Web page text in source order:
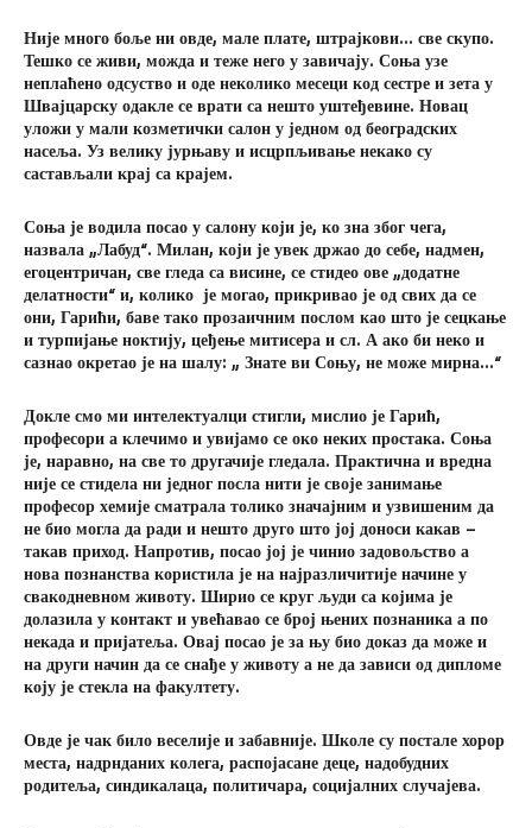
Није много боље ни овде, мале плате, штрајкови… све скупо.
Тешко се живи, можда и теже него у завичају. Соња узе
неплаћено одсуство и оде неколико месеци код сестре и зета у
Швајцарску одакле се врати са нешто уштеђевине. Новац
уложи у мали козметички салон у једном од београдских
насеља. Уз велику јурњаву и исцрпљивање некако су
састављали крај са крајем.
Соња је водила посао у салону који је, ко зна због чега,
назвала „Лабуд“. Милан, који је увек држао до себе, надмен,
егоцентричан, све гледа са висине, се стидео ове „додатне
делатности“ и, колико је могао, прикривао је од свих да се
они, Гарићи, баве тако прозаичним послом као што је сецкање
и турпијање ноктију, цеђење митисера и сл. А ако би неко и
сазнао окретао је на шалу: „ Знате ви Соњу, не може мирна…“
Докле смо ми интелектуалци стигли, мислио је Гарић,
професори а клечимо и увијамо се око неких простака. Соња
је, наравно, на све то другачије гледала. Практична и вредна
није се стидела ни једног посла нити је своје занимање
професор хемије сматрала толико значајним и узвишеним да
не био могла да ради и нешто друго што јој доноси какав –
такав приход. Напротив, посао јој је чинио задовољство а
нова познанства користила је на најразличитије начине у
свакодневном животу. Ширио се круг људи са којима је
долазила у контакт и увећавао се број њених познаника а по
некада и пријатеља. Овај посао је за њу био доказ да може и
на други начин да се снађе у животу а не да зависи од дипломе
коју је стекла на факултету.
Овде је чак било веселије и забавније. Школе су постале хорор
места, надрнданих колега, распојасане деце, надобудних
родитеља, синдикалаца, политичара, социјалних случајева.